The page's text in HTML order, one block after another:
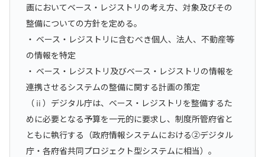
画においてベース・レジストリの考え方、対象及びその
整備についての方針を定める。
・ ベース・レジストリに含むべき個人、法人、不動産等
の情報を特定
・ ベース・レジストリ及びベース・レジストリの情報を
連携させるシステムの整備に関する計画の策定
（ⅱ）デジタル庁は、ベース・レジストリを整備するた
めに必要となる予算を一元的に要求し、制度所管府省と
ともに執行する（政府情報システムにおける②デジタル
庁・各府省共同プロジェクト型システムに相当）。